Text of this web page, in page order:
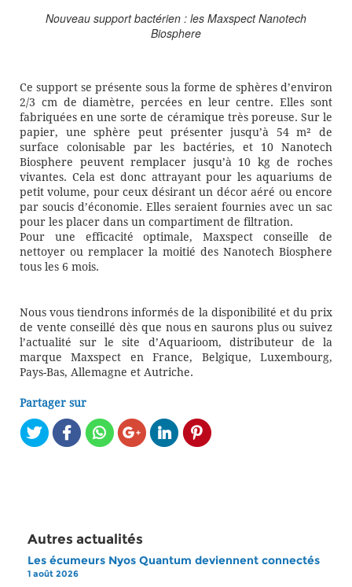
Nouveau support bactérien : les Maxspect Nanotech
Biosphere
Ce support se présente sous la forme de sphères d’environ
2/3 cm de diamètre, percées en leur centre. Elles sont
fabriquées en une sorte de céramique très poreuse. Sur le
papier, une sphère peut présenter jusqu’à 54 m² de
surface colonisable par les bactéries, et 10 Nanotech
Biosphere peuvent remplacer jusqu’à 10 kg de roches
vivantes. Cela est donc attrayant pour les aquariums de
petit volume, pour ceux désirant un décor aéré ou encore
par soucis d’économie. Elles seraient fournies avec un sac
pour les placer dans un compartiment de filtration.
Pour une efficacité optimale, Maxspect conseille de
nettoyer ou remplacer la moitié des Nanotech Biosphere
tous les 6 mois.
Nous vous tiendrons informés de la disponibilité et du prix
de vente conseillé dès que nous en saurons plus ou suivez
l’actualité sur le site d’Aquarioom, distributeur de la
marque Maxspect en France, Belgique, Luxembourg,
Pays-Bas, Allemagne et Autriche.
Partager sur
Autres actualités
Les écumeurs Nyos Quantum deviennent connectés
1 août 2026